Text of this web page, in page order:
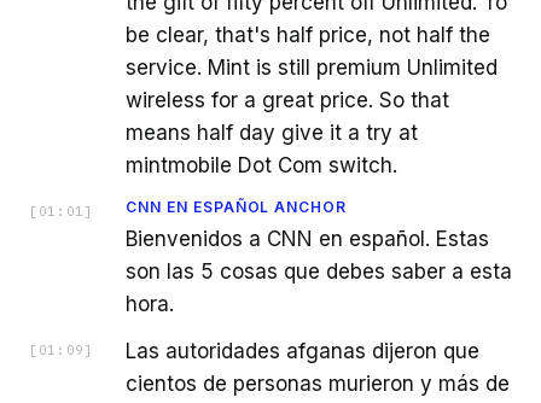
be clear, that's half price, not half the
service. Mint is still premium Unlimited
wireless for a great price. So that
means half day give it a try at
mintmobile Dot Com switch.
[ 01:01 ] CNN EN ESPAÑOL ANCHOR
Bienvenidos a CNN en español. Estas
son las 5 cosas que debes saber a esta
hora.
[ 01:09 ]
Las autoridades afganas dijeron que
cientos de personas murieron y más de